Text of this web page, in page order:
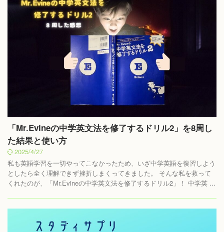
「Mr.Evineの中学英文法を修了するドリル2」を8周し
た結果と使い方
2025/4/27
私も英語学習を一切やってこなかったため、いざ中学英語を復習しよう
としたら全く理解できず挫折しまくってきました。 そんな私を救って
くれたのが、「Mr.Evineの中学英文法を修了するドリル2」！ 中学英 ...